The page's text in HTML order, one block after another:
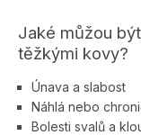
Jaké můžou
těžkými kovy?
Únava a slabost
Náhlá nebo
Bolesti svalů a